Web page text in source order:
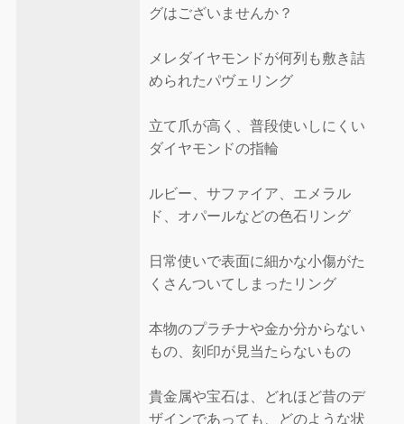
グはございませんか？
メレダイヤモンドが何列も敷き詰
められたパヴェリング
立て爪が高く、普段使いしにくい
ダイヤモンドの指輪
ルビー、サファイア、エメラル
ド、オパールなどの色石リング
日常使いで表面に細かな小傷がた
くさんついてしまったリング
本物のプラチナや金か分からない
もの、刻印が見当たらないもの
貴金属や宝石は、どれほど昔のデ
ザインであっても、どのような状